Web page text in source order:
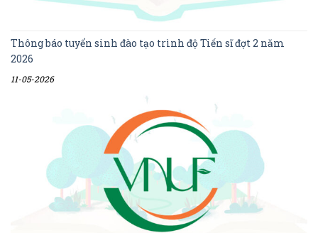
Thông báo tuyển sinh đào tạo trình độ Tiến sĩ đợt 2 năm
2026
11-05-2026